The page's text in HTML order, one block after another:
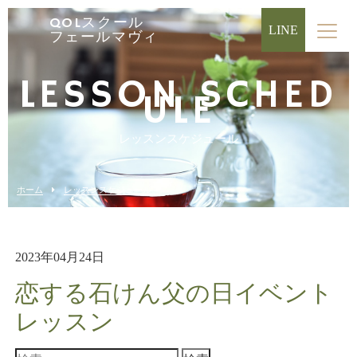
QOLスクール
フェールマヴィ
LINE
LESSON SCHED
ULE
レッスンスケジュール
ホーム レッスンスケジュール
2023年04月24日
恋する石けん父の日イベント
レッスン